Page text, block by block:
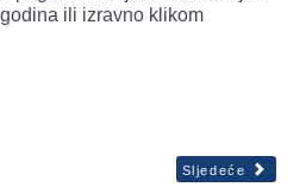
ili izravno klikom
Sljedeće